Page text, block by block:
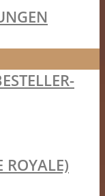
ROYALE)